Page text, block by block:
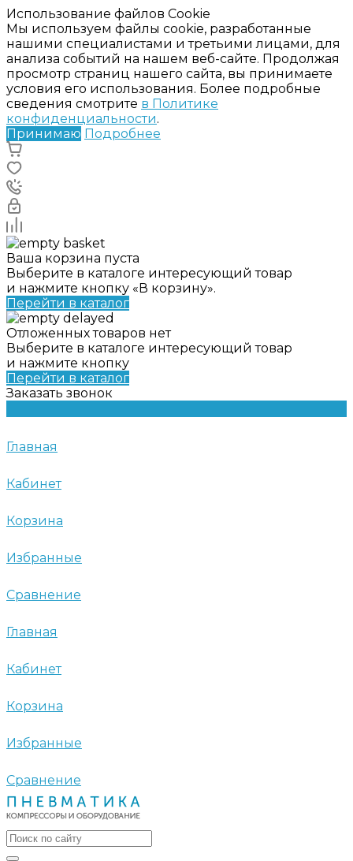
Использование файлов Cookie
Мы используем файлы cookie, разработанные
нашими специалистами и третьими лицами, для
анализа событий на нашем веб-сайте. Продолжая
просмотр страниц нашего сайта, вы принимаете
условия его использования. Более подробные
сведения смотрите в Политике
конфиденциальности.
Принимаю Подробнее
Ваша корзина пуста
Выберите в каталоге интересующий товар
и нажмите кнопку «В корзину».
Перейти в каталог
Отложенных товаров нет
Выберите в каталоге интересующий товар
и нажмите кнопку
Перейти в каталог
Заказать звонок
Главная
Кабинет
Корзина
Избранные
Сравнение
Главная
Кабинет
Корзина
Избранные
Сравнение